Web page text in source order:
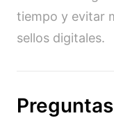
tiempo y evitar
sellos digitales.